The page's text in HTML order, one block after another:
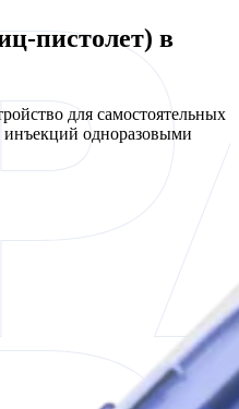
пистолет) в
для самостоятельных
одноразовыми